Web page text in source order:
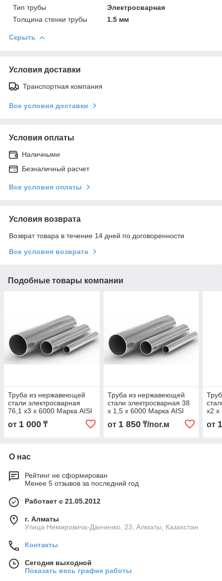
Тип трубы
Электросварная
Толщина стенки трубы
1.5 мм
Скрыть
Условия доставки
Транспортная компания
Все условия доставки
Условия оплаты
Наличными
Безналичный расчет
Все условия оплаты
Условия возврата
Возврат товара в течение 14 дней по договоренности
Все условия возврата
Подобные товары компании
Труба из нержавеющей
стали электросварная
76,1 х3 х 6000 Марка AISI
от 1 000 ₸
Труба из нержавеющей
стали электросварная 38
х 1,5 х 6000 Марка AISI
от 1 850₸/пог.м
х2 х
от
О нас
Рейтинг не сформирован
Менее 5 отзывов за последний год
Работает с 21.05.2012
г. Алматы
Улица Немировича-Данченко, 23, Алматы, Казахстан
Контакты
Сегодня выходной
Показать весь график работы